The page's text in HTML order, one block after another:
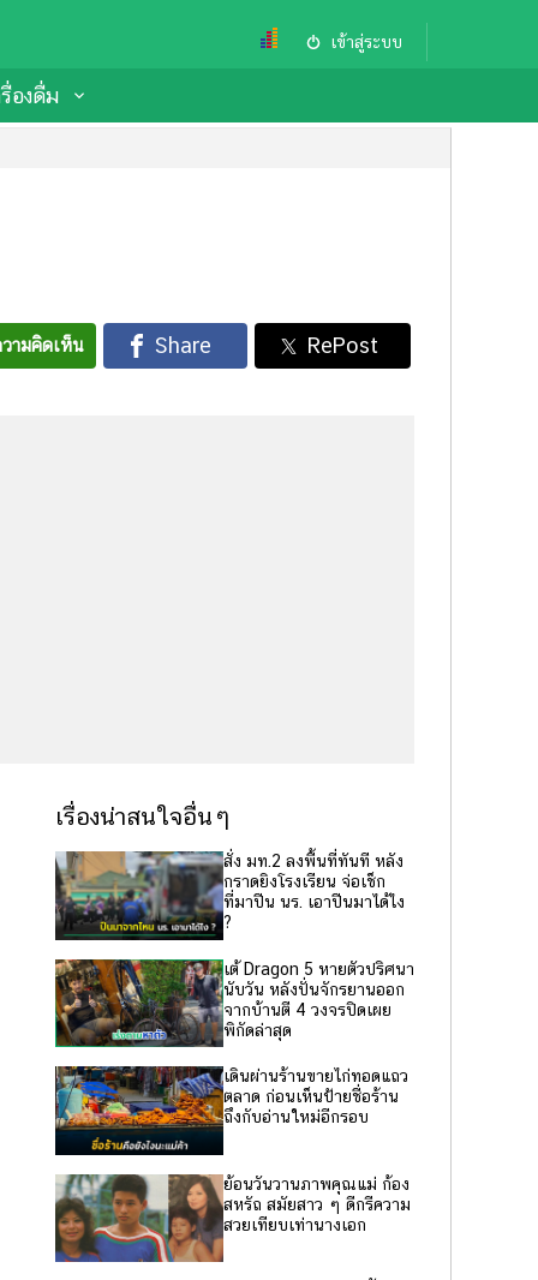
เข้าสู่ระบบ
องดื่ม
ามคิดเห็น
เรื่องน่าสนใจอื่นๆ
สั่ง มท.2 ลงพื้นที่ทันที หลัง
กราดยิงโรงเรียน จ่อเช็ก
ที่มาปืน นร. เอาปืนมาได้ไง
?
เต้ Dragon 5 หายตัวปริศนา
นับวัน หลังปั่นจักรยานออก
จากบ้านตี 4 วงจรปิดเผย
พิกัดล่าสุด
เดินผ่านร้านขายไก่ทอดแถว
ตลาด ก่อนเห็นป้ายชื่อร้าน
ถึงกับอ่านใหม่อีกรอบ
ย้อนวันวานภาพคุณแม่ ก้อง
สหรัถ สมัยสาว ๆ ดีกรีความ
สวยเทียบเท่านางเอก